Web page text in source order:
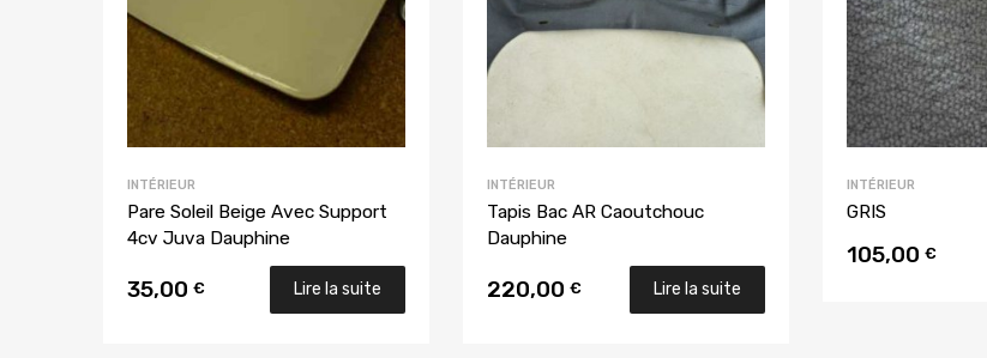
INTÉRIEUR
Pare Soleil Beige Avec Support
4cv Juva Dauphine
35,00 € Lire la suite
INTÉRIEUR
Tapis Bac AR Caoutchouc
Dauphine
220,00 € Lire la suite
INTÉRIEUR
GRIS
105,00 €